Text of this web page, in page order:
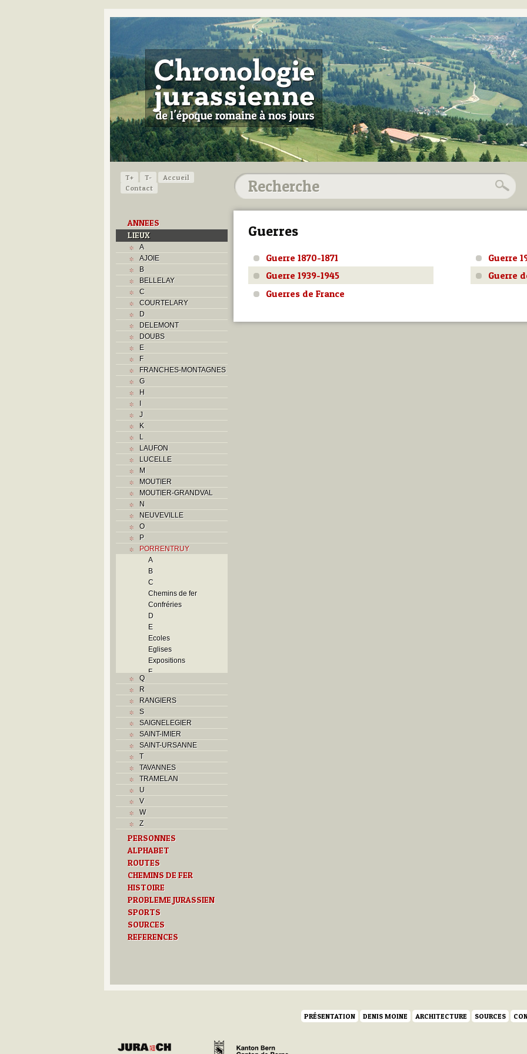
T+ T-
Accueil
Contact
ANNEES
LIEUX
A
AJOIE
B
BELLELAY
C
COURTELARY
D
DELEMONT
DOUBS
E
F
FRANCHES-MONTAGNES
G
H
I
J
K
L
LAUFON
LUCELLE
M
MOUTIER
MOUTIER-GRANDVAL
N
NEUVEVILLE
O
P
PORRENTRUY
A
B
C
Chemins de fer
Confréries
D
E
Ecoles
Eglises
Expositions
F
H
Guerres
Occupations
militaires
I
Monuments historiques
Musées
N
O
P
R
S
Sociétés locales
T
Z
Q
R
RANGIERS
S
SAIGNELEGIER
SAINT-IMIER
SAINT-URSANNE
T
TAVANNES
TRAMELAN
U
V
W
Z
PERSONNES
ALPHABET
ROUTES
CHEMINS DE FER
HISTOIRE
PROBLEME JURASSIEN
SPORTS
SOURCES
REFERENCES
Guerres
Guerre 1870-1871
Guerre
Guerre 1939-1945
Guerre
Guerres de France
PRÉSENTATION DENIS MOINE ARCHITECTURE SOURCES